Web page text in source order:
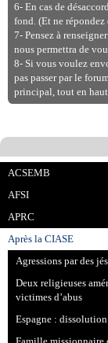
6- En cas de
fond. (Et ne
7- Pensez à
nous permettra de
8- Si vous voulez
pas passer par le
principal, tout en haut
ACSEMB
AFSI
APRC
Après la CIASE
Agressions par des
Deux religieuses
victimes d’abus
Espagne :